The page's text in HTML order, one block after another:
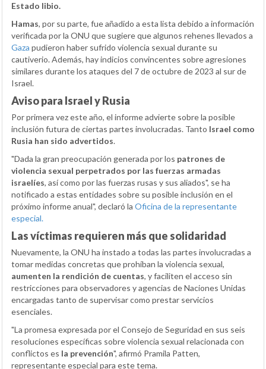
Estado libio.
Hamas, por su parte, fue añadido a esta lista debido a información
verificada por la ONU que sugiere que algunos rehenes llevados a
Gaza pudieron haber sufrido violencia sexual durante su
cautiverio. Además, hay indicios convincentes sobre agresiones
similares durante los ataques del 7 de octubre de 2023 al sur de
Israel.
Aviso para Israel y Rusia
Por primera vez este año, el informe advierte sobre la posible
inclusión futura de ciertas partes involucradas. Tanto Israel como
Rusia han sido advertidos.
"Dada la gran preocupación generada por los patrones de
violencia sexual perpetrados por las fuerzas armadas
israelíes, así como por las fuerzas rusas y sus aliados", se ha
notificado a estas entidades sobre su posible inclusión en el
próximo informe anual", declaró la Oficina de la representante
especial.
Las víctimas requieren más que solidaridad
Nuevamente, la ONU ha instado a todas las partes involucradas a
tomar medidas concretas que prohíban la violencia sexual,
aumenten la rendición de cuentas, y faciliten el acceso sin
restricciones para observadores y agencias de Naciones Unidas
encargadas tanto de supervisar como prestar servicios
esenciales.
"La promesa expresada por el Consejo de Seguridad en sus seis
resoluciones específicas sobre violencia sexual relacionada con
conflictos es la prevención", afirmó Pramila Patten,
representante especial para este tema.